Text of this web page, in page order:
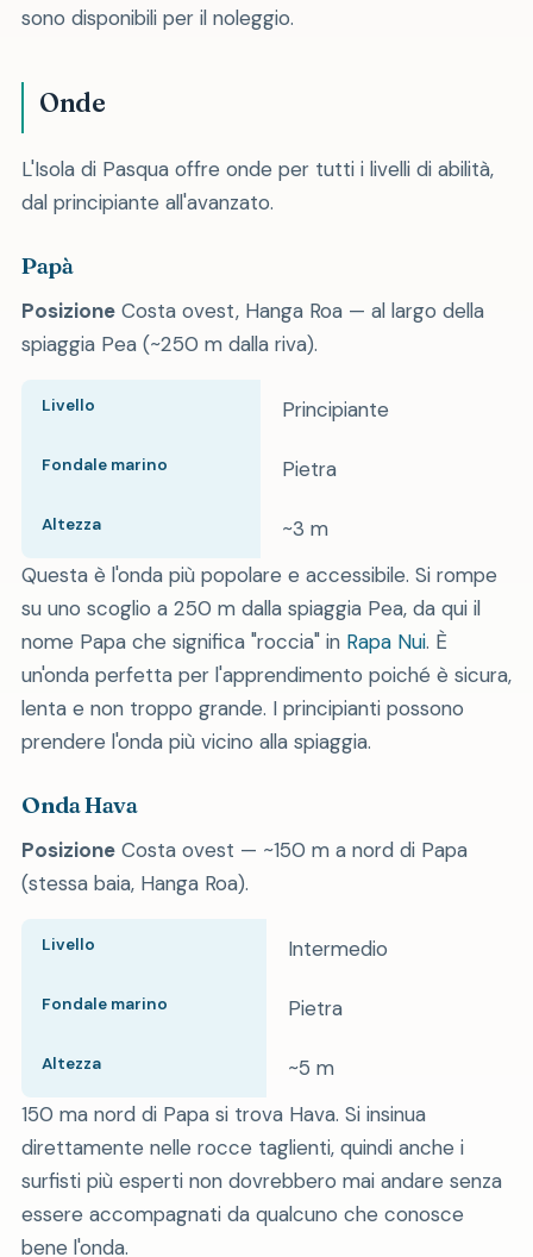
sono disponibili per il noleggio.
Onde
L'Isola di Pasqua offre onde per tutti i livelli di abilità,
dal principiante all'avanzato.
Papà
PosizioneCosta ovest, Hanga Roa — al largo della
spiaggia Pea (~250 m dalla riva).
Livello Principiante
Fondale marino Pietra
Altezza
~3 m
Questa è l'onda più popolare e accessibile. Si rompe
su uno scoglio a 250 m dalla spiaggia Pea, da qui il
nome Papa che significa "roccia" in Rapa Nui. È
un'onda perfetta per l'apprendimento poiché è sicura,
lenta e non troppo grande. I principianti possono
prendere l'onda più vicino alla spiaggia.
Onda Hava
PosizioneCosta ovest — ~150 m a nord di Papa
(stessa baia, Hanga Roa).
Livello Intermedio
Fondale marino Pietra
Altezza
~5 m
150 ma nord di Papa si trova Hava. Si insinua
direttamente nelle rocce taglienti, quindi anche i
surfisti più esperti non dovrebbero mai andare senza
essere accompagnati da qualcuno che conosce
bene l'onda.